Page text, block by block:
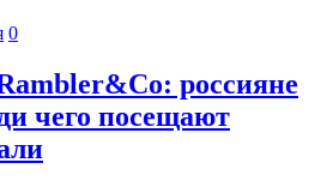
0
россияне
чего посещают